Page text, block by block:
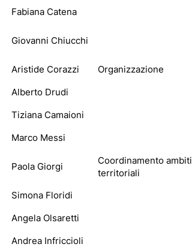
Fabiana Catena
Giovanni Chiucchi
Aristide Corazzi Organizzazione
Alberto Drudi
Tiziana Camaioni
Marco Messi
Paola Giorgi
Coordinamento ambiti
territoriali
Simona Floridi
Angela Olsaretti
Andrea Infriccioli